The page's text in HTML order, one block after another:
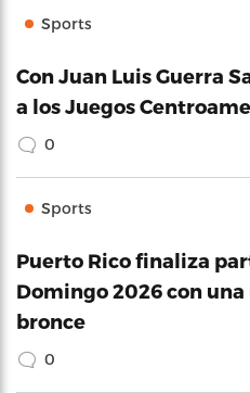
Sports
Con Juan Luis Guerra
a los Juegos
0
Sports
Puerto Rico finaliza
Domingo 2026 con
bronce
0